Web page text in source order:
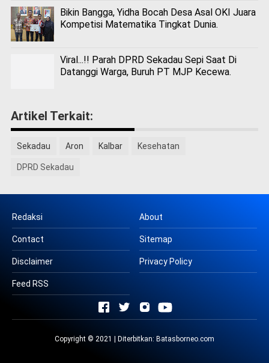
Bikin Bangga, Yidha Bocah Desa Asal OKI Juara
Kompetisi Matematika Tingkat Dunia.
Viral...!! Parah DPRD Sekadau Sepi Saat Di
Datanggi Warga, Buruh PT MJP Kecewa.
Artikel Terkait:
Sekadau Aron Kalbar Kesehatan
DPRD Sekadau
Redaksi About
Contact Sitemap
Disclaimer Privacy Policy
Feed RSS
Copyright © 2021 | Diterbitkan: Batasborneo.com